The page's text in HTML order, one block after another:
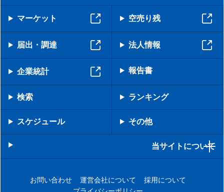
マーケット 空売り残
届出・調達 法人情報
企業統計 報告書
検索 ランキング
スケジュール その他
当サイトについて
お問い合わせ 運営会社について
採用について